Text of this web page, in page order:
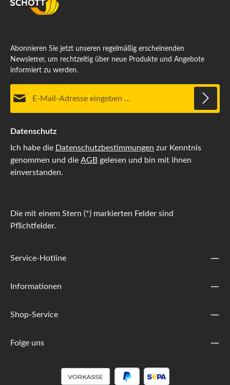
Abonnieren Sie jetzt unseren regelmäßig erscheinenden
Newsletter, um rechtzeitig über neue Produkte und Angebote
informiert zu werden.
Datenschutz
Ich habe die Datenschutzbestimmungen zur Kenntnis
genommen und die AGB gelesen und bin mit ihnen
einverstanden.
Die mit einem Stern (*) markierten Felder sind
Pflichtfelder.
Service-Hotline
Informationen
Shop-Service
Folge uns